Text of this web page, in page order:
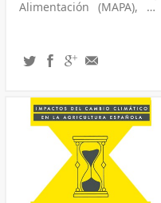
Alimentación (MAPA), en
diciembre el Programa
estancias formativas para
personas jóvenes
agricultoras y ganaderas
en explotaciones modelo.
El programa cuenta con
un presupuesto de casi
1,2 millones...